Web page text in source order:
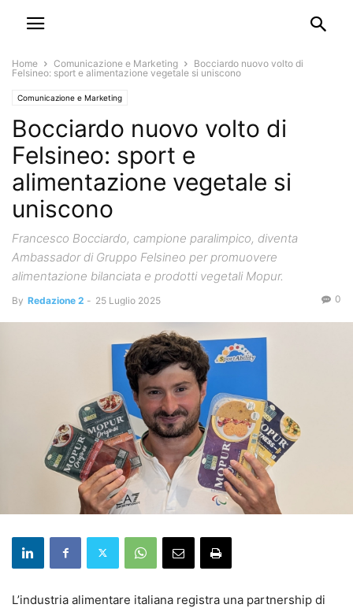
Home Comunicazione e Marketing
Bocciardo nuovo volto di
Felsineo: sport e alimentazione vegetale si uniscono
Comunicazione e Marketing
Bocciardo nuovo volto di
Felsineo: sport e
alimentazione vegetale si
uniscono
Francesco Bocciardo, campione paralimpico, diventa
Ambassador di Gruppo Felsineo per promuovere
alimentazione bilanciata e prodotti vegetali Mopur.
By Redazione 2 - 25 Luglio 2025 0
L’industria alimentare italiana registra una partnership di